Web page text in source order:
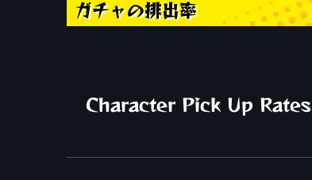
ガチャの排出率
Character Pick Up Rates